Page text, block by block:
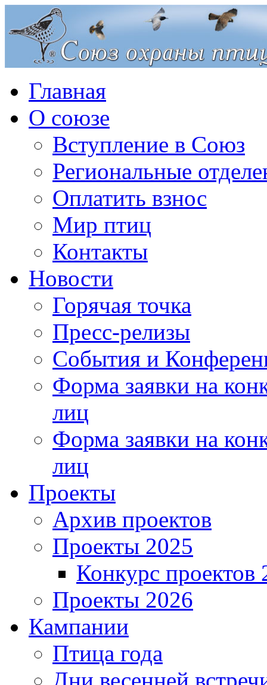
Главная
О союзе
Вступление в Союз
Региональные
Оплатить взнос
Мир птиц
Контакты
Новости
Горячая точка
Пресс-релизы
События и
Форма заявки на
лиц
Форма заявки на
лиц
Проекты
Архив проектов
Проекты 2025
Конкурс проектов
Проекты 2026
Кампании
Птица года